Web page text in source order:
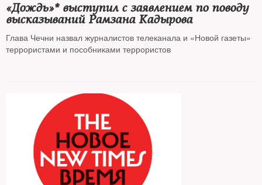
«Дождь»* выступил с заявлением по поводу
высказываний Рамзана Кадырова
Глава Чечни назвал журналистов телеканала и «Новой газеты»
террористами и пособниками террористов